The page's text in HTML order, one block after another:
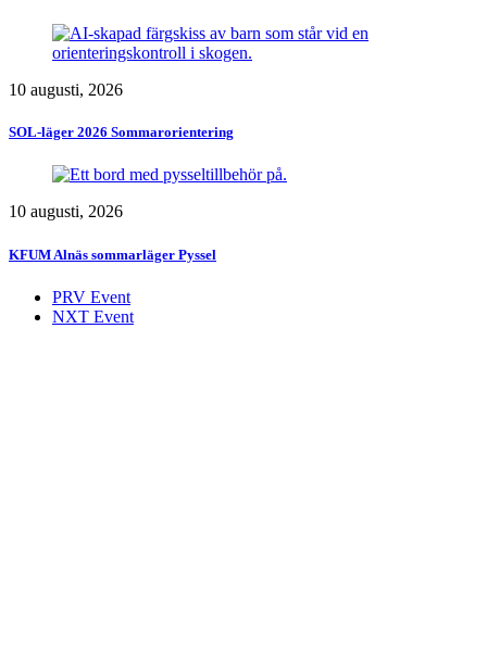
10 augusti, 2026
SOL-läger 2026 Sommarorientering
10 augusti, 2026
KFUM Alnäs sommarläger Pyssel
PRV Event
NXT Event